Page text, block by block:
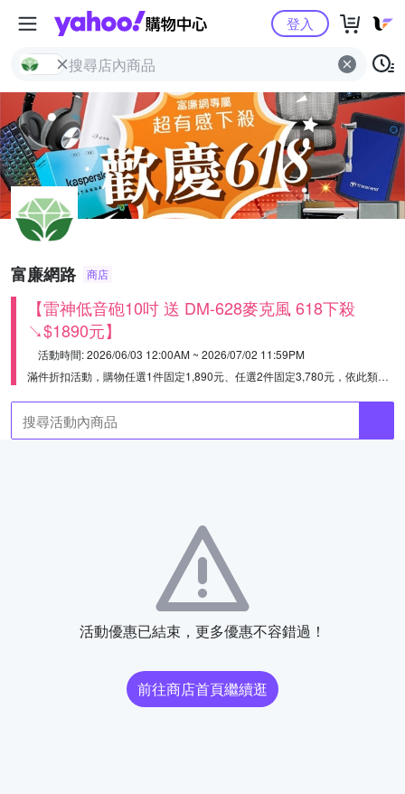
Yahoo購物中心
登入
富廉網路 商店
【雷神低音砲10吋 送 DM-628麥克風 618下殺
↘$1890元】
活動時間: 2026/06/03 12:00AM ~ 2026/07/02 11:59PM
滿件折扣活動，購物任選1件固定1,890元、任選2件固定3,780元，依此類推。
活動優惠已結束，更多優惠不容錯過！
前往商店首頁繼續逛